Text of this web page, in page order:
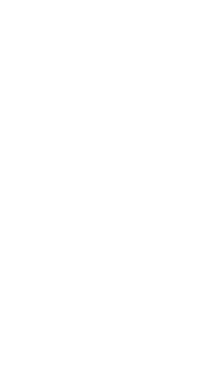
Torremolinos inicia un
dirigido a más de 1.000
puesto en marcha un
gestión y regulación
el acoso sexual y los
alumnos de la ESO de
El programa, bajo el
concejal de Juventud y
Asociación ADA, Marta
acoso y en el buen uso